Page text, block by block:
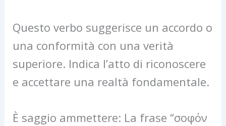
Questo verbo suggerisce un accordo o
una conformità con una verità
superiore. Indica l’atto di riconoscere
e accettare una realtà fondamentale.
È saggio ammettere: La frase “σοφόν